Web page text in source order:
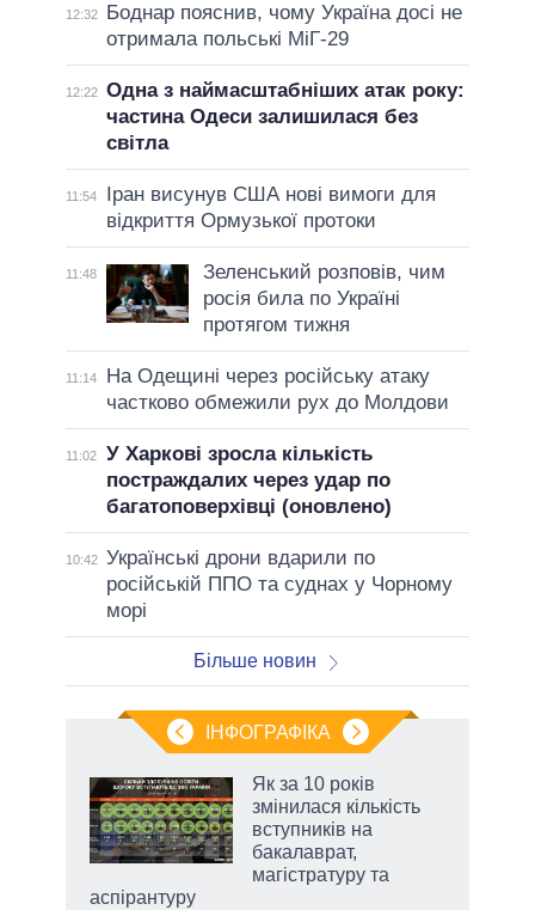
12:32
Боднар пояснив, чому Україна досі не
отримала польські МіГ-29
12:22 Одна з наймасштабніших атак року:
частина Одеси залишилася без
світла
11:54
Іран висунув США нові вимоги для
відкриття Ормузької протоки
11:48
Зеленський розповів, чим
росія била по Україні
протягом тижня
11:14
На Одещині через російську атаку
частково обмежили рух до Молдови
11:02
У Харкові зросла кількість
постраждалих через удар по
багатоповерхівці (оновлено)
10:42 Українські дрони вдарили по
російській ППО та суднах у Чорному
морі
Більше новин
ІНФОГРАФІКА
Як за 10 років
змінилася кількість
вступників на
бакалаврат,
магістратуру та
аспірантуру